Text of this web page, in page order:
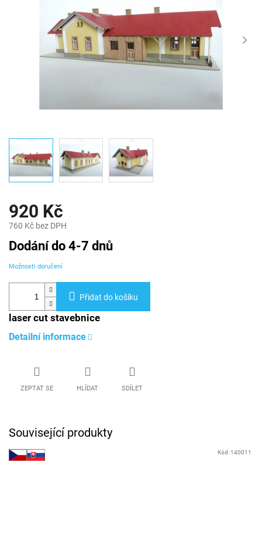
920 Kč
760 Kč bez DPH
Měrná
cena:
Dodání do 4-7 dnů
Možnosti doručení
Přidat do košíku
laser cut stavebnice
Detailní informace
ZEPTAT SE HLÍDAT SDÍLET
Související produkty
Kód: 140011